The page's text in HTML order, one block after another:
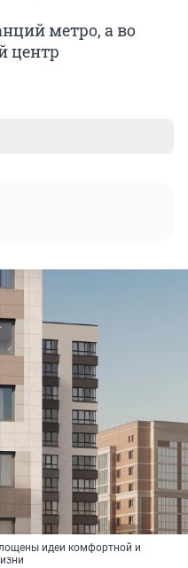
метро, а во
центр
идеи комфортной и